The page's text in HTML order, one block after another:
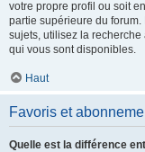
votre propre profil ou soit
partie supérieure du
sujets, utilisez la
qui vous sont disponibles.
Haut
Favoris et
Quelle est la différence